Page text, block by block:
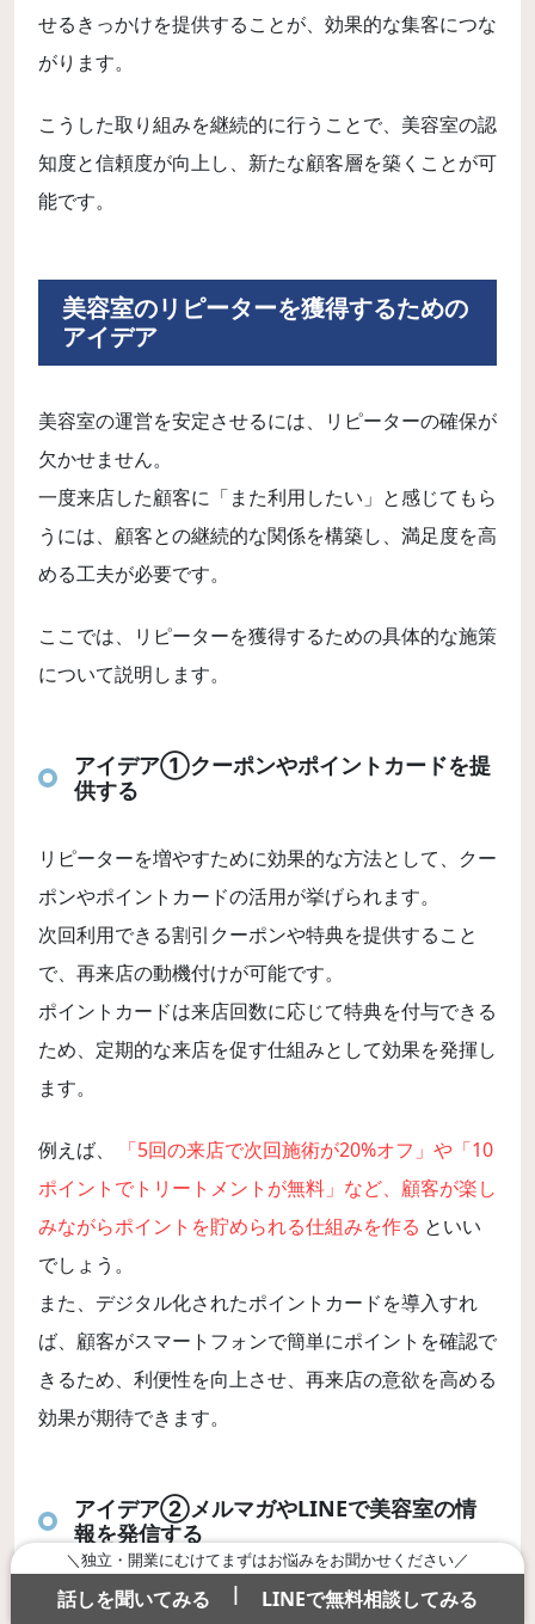
せるきっかけを提供することが、効果的な集客につな
がります。
こうした取り組みを継続的に行うことで、美容室の認
知度と信頼度が向上し、新たな顧客層を築くことが可
能です。
美容室のリピーターを獲得するための
アイデア
美容室の運営を安定させるには、リピーターの確保が
欠かせません。
一度来店した顧客に「また利用したい」と感じてもら
うには、顧客との継続的な関係を構築し、満足度を高
める工夫が必要です。
ここでは、リピーターを獲得するための具体的な施策
について説明します。
アイデア①クーポンやポイントカードを提
供する
リピーターを増やすために効果的な方法として、クー
ポンやポイントカードの活用が挙げられます。
次回利用できる割引クーポンや特典を提供すること
で、再来店の動機付けが可能です。
ポイントカードは来店回数に応じて特典を付与できる
ため、定期的な来店を促す仕組みとして効果を発揮し
ます。
例えば、
「5回の来店で次回施術が20%オフ」や「10
ポイントでトリートメントが無料」など、顧客が楽し
みながらポイントを貯められる仕組みを作る といい
でしょう。
また、デジタル化されたポイントカードを導入すれ
ば、顧客がスマートフォンで簡単にポイントを確認で
きるため、利便性を向上させ、再来店の意欲を高める
効果が期待できます。
アイデア②メルマガやLINEで美容室の情
報を発信する
メルマガやLINEを活用した情報発信は、リピーター
＼独立・開業にむけてまずはお悩みをお聞かせください／
話しを聞いてみる | LINEで無料相談してみる